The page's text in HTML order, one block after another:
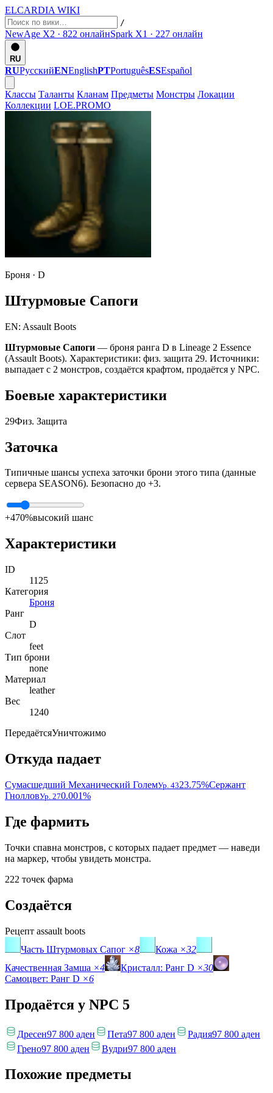
ELCARDIA WIKI
/
NewAge X2 · 822 онлайнSpark X1 · 227 онлайн
RU
RUРусскийENEnglishPTPortuguêsESEspañol
Классы Таланты Кланам Предметы Монстры Локации
Коллекции LOE.PROMO
Броня · D
Штурмовые Сапоги
EN: Assault Boots
Штурмовые Сапоги — броня ранга D в Lineage 2 Essence
(Assault Boots). Характеристики: физ. защита 29. Источники:
выпадает с 2 монстров, создаётся крафтом, продаётся у NPC.
Боевые характеристики
29Физ. Защита
Заточка
Типичные шансы успеха заточки брони этого типа (данные
сервера SEASON6). Безопасно до +3.
+470%высокий шанс
Характеристики
ID
1125
Категория
Броня
Ранг
D
Слот
feet
Тип брони
none
Материал
leather
Вес
1240
ПередаётсяУничтожимо
Откуда падает
Сумасшедший Механический ГолемУр. 4323.75%Сержант
ГнолловУр. 270.001%
Где фармить
Точки спавна монстров, с которых падает предмет — наведи
на маркер, чтобы увидеть монстра.
222 точек фарма
Создаётся
Рецепт assault boots
Часть Штурмовых Сапог ×8 Кожа ×32
Качественная Замша ×4 Кристалл: Ранг D ×30
Самоцвет: Ранг D ×6
Продаётся у NPC 5
Дресен97 800 аден Пета97 800 аден Радия97 800 аден
Грено97 800 аден Вудри97 800 аден
Похожие предметы